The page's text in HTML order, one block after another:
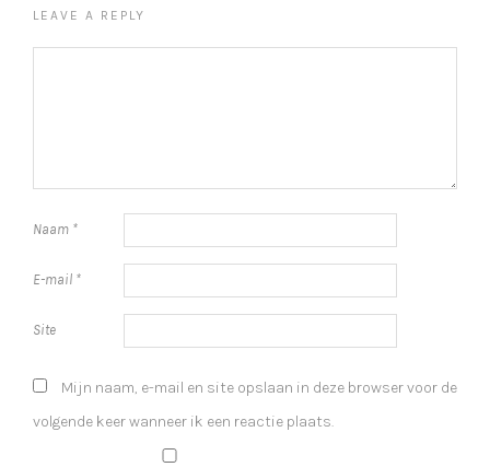
LEAVE A REPLY
Naam *
E-mail *
Site
Mijn naam, e-mail en site opslaan in deze browser voor de
volgende keer wanneer ik een reactie plaats.